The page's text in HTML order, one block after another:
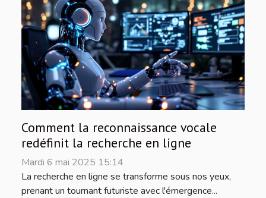
Comment la reconnaissance vocale
redéfinit la recherche en ligne
Mardi 6 mai 2025 15:14
La recherche en ligne se transforme sous nos yeux,
prenant un tournant futuriste avec l'émergence...